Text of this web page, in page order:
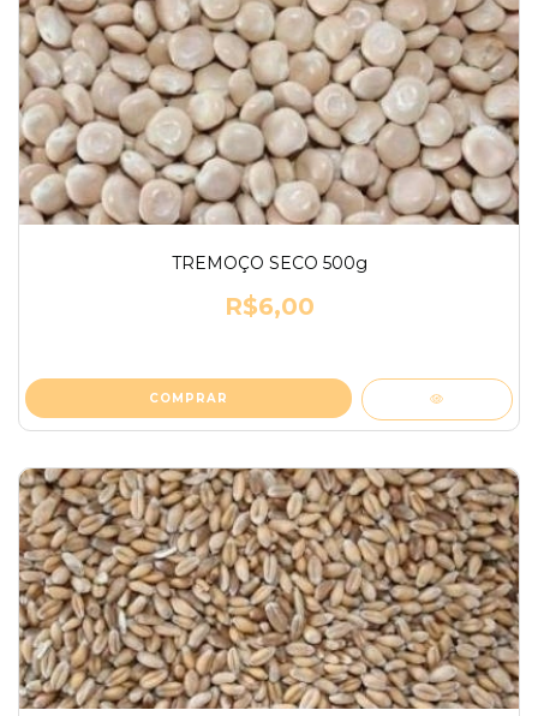
TREMOÇO SECO 500g
R$6,00